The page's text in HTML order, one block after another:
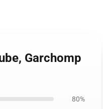
Garchomp
80%